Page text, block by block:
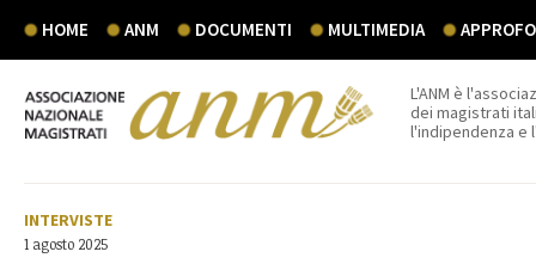
HOME ANM DOCUMENTI MULTIMEDIA
L'ANM è
dei magistrati
l'indipendenza e
INTERVISTE
1 agosto 2025